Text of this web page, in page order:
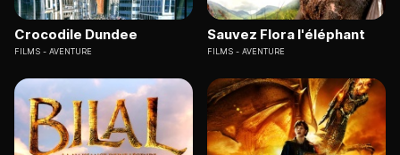
Crocodile Dundee
FILMS AVENTURE
Sauvez Flora l'éléphant
FILMS AVENTURE